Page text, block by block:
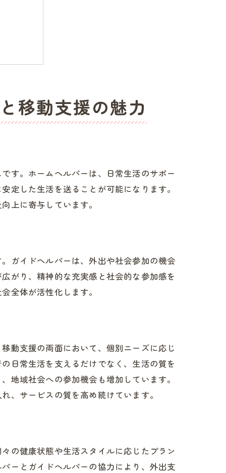
移動支援の魅力
す。ホームヘルパーは、日常生活のサポー
定した生活を送ることが可能になります。
上に寄与しています。
ガイドヘルパーは、外出や社会参加の機会
がり、精神的な充実感と社会的な参加感を
全体が活性化します。
動支援の両面において、個別ニーズに応じ
日常生活を支えるだけでなく、生活の質を
地域社会への参加機会も増加しています。
、サービスの質を高め続けています。
の健康状態や生活スタイルに応じたプラン
ーとガイドヘルパーの協力により、外出支